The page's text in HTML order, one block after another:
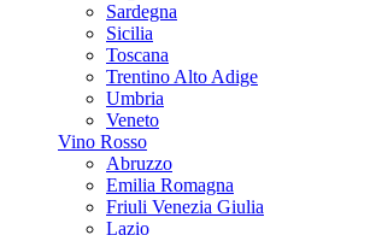
Sardegna
Sicilia
Toscana
Trentino Alto Adige
Umbria
Veneto
Vino Rosso
Abruzzo
Emilia Romagna
Friuli Venezia Giulia
Lazio